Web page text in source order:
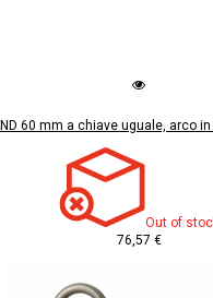
60 mm a chiave uguale, arco
Out of
76,57 €